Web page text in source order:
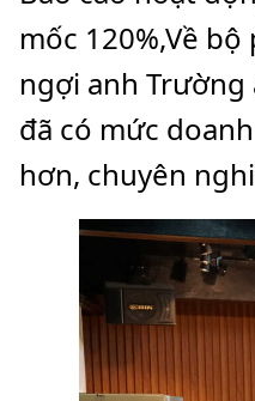
mốc 120%,Về
ngợi anh
đã có mức
hơn, chuyên